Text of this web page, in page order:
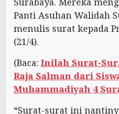
Panti Asuhan Walidah
menulis surat kepada
(21/4).
(Baca: Inilah Surat-
Raja Salman dari
Muhammadiyah 4
“Surat-surat ini